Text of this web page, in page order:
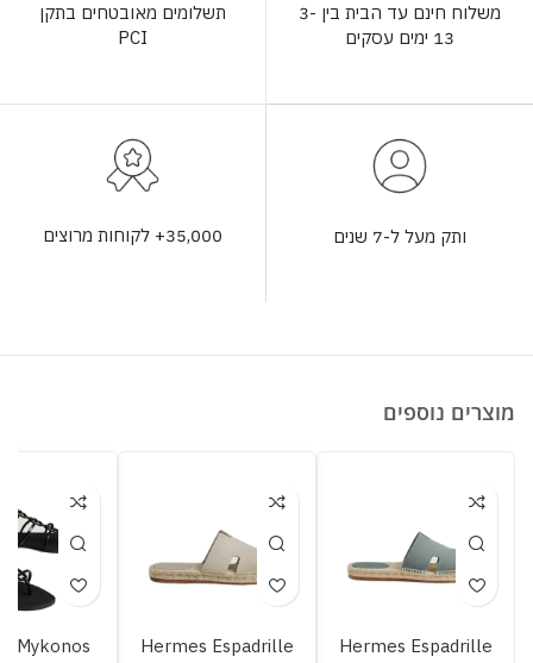
משלוח חינם עד הבית בין 3-
13 ימים עסקים
תשלומים מאובטחים בתקן
PCI
ותק מעל ל-7 שנים 35,000+ לקוחות מרוצים
מוצרים נוספים
Hermes Espadrille
Hermes Espadrille
Mykonos